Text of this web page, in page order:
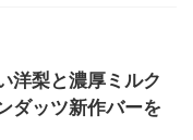
洋梨と濃厚ミルク
ダッツ新作バーを